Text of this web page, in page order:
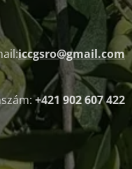
iccgsro@gmail.com
+421 902 607 422